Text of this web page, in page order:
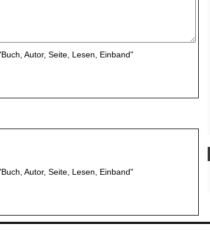
Autor, Seite, Lesen, Einband"
Autor, Seite, Lesen, Einband"